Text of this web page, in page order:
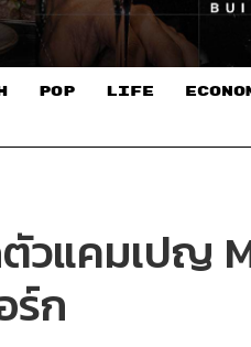
POP LIFE
ตัวแคมเปญ
ร์ก